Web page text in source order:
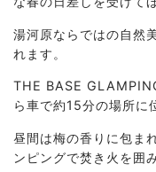
湯河原ならではの自然
れます。
THE BASE
ら車で約15分の場所に
昼間は梅の香りに包ま
ンピングで焚き火を囲